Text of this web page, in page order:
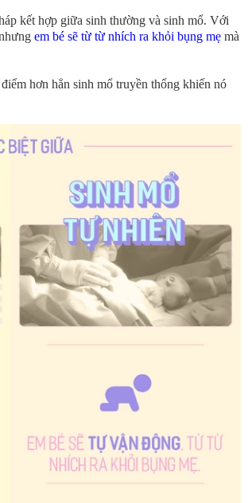
kết hợp giữa sinh thường và sinh mổ. Với
em bé sẽ từ từ nhích ra khỏi bụng mẹ mà
hơn hẳn sinh mổ truyền thống khiến nó